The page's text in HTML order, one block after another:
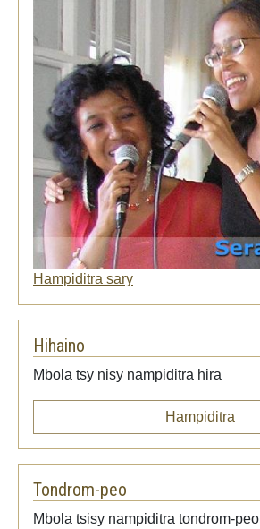
Hampiditra sary
Hihaino
Mbola tsy nisy nampiditra hira
Hampiditra
Tondrom-peo
Mbola tsisy nampiditra tondrom-peo